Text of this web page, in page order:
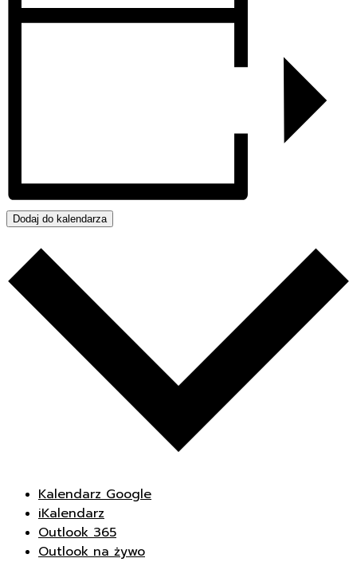
Dodaj do kalendarza
Kalendarz Google
iKalendarz
Outlook 365
Outlook na żywo